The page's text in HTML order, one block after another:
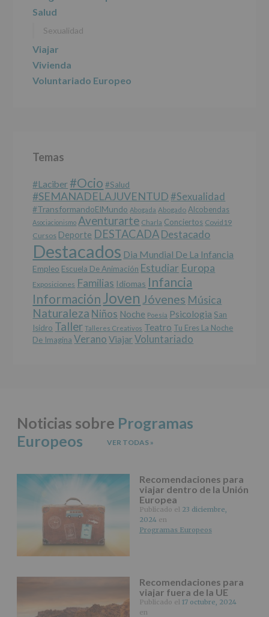
programas
para
Legitimación
Consentimiento
interesado
se
datos
a
terceros,
salvo
obligación
legal.
Derechos:
De
acceso,
rectificación,
supresión,
así
como
otros
derechos,
según
Información
adicional
Puede
apartado
Aquí
Protegemos
tus
Datos
nuestra
Obligatorio
Salud
Sexualidad
Viajar
Vivienda
Voluntariado Europeo
Temas
#laciber#Ocio #salud
#SEMANADELAJUVENTUD #sexualidad
#TransformandoElMundo Abogada Abogado Alcobendas
Asociacionismo Aventurarte Charla Conciertos Covid19
Cursos Deporte DESTACADADestacado
Destacados Dia Mundial De La Infancia
Empleo Escuela De Animación Estudiar Europa
Exposiciones Familias Idiomas Infancia
Información Joven Jóvenes Música
Naturaleza Niños Noche Poesía Psicologia San
Isidro Taller Talleres Creativos Teatro Tu Eres La Noche
De Imagina Verano Viajar Voluntariado
Noticias sobre Programas
Europeos
VER TODAS »
Recomendaciones para
viajar dentro de la Unión
Europea
Publicado el 23 diciembre,
2024en
Programas Europeos
Recomendaciones para
viajar fuera de la UE
Publicado el 17 octubre, 2024
en